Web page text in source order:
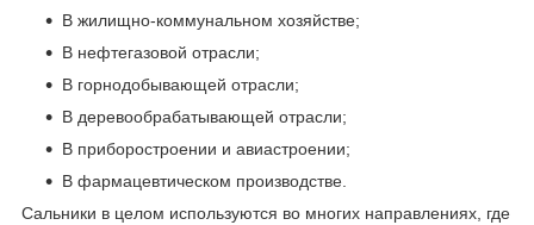
В жилищно-коммунальном хозяйстве;
В нефтегазовой отрасли;
В горнодобывающей отрасли;
В деревообрабатывающей отрасли;
В приборостроении и авиастроении;
В фармацевтическом производстве.
Сальники в целом используются во многих направлениях, где